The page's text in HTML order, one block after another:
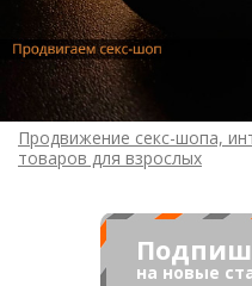
Продвижение секс-шопа,
товаров для взрослых
на новые